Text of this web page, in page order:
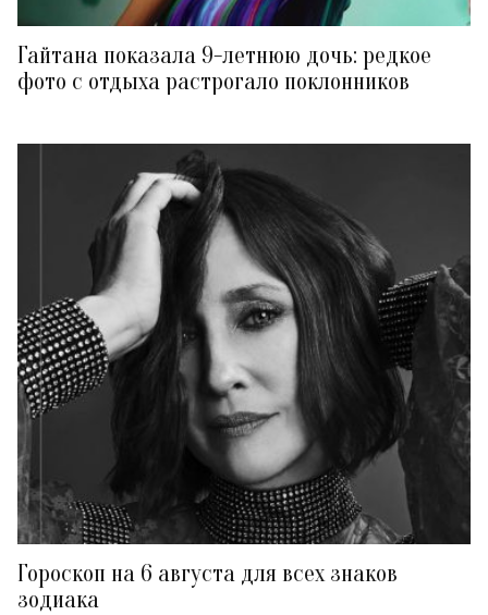
Гайтана показала 9-летнюю дочь: редкое
фото с отдыха растрогало поклонников
Гороскоп на 6 августа для всех знаков
зодиака